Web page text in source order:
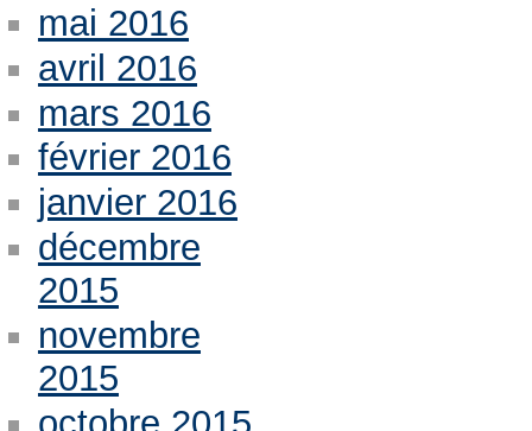
mai 2016
avril 2016
mars 2016
février 2016
janvier 2016
décembre
2015
novembre
2015